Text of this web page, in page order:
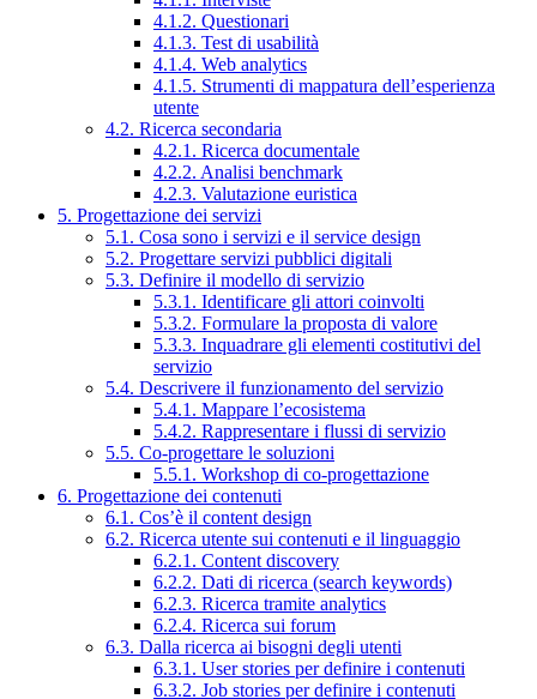
4.1.2. Questionari
4.1.3. Test di usabilità
4.1.4. Web analytics
4.1.5. Strumenti di mappatura dell’esperienza
utente
4.2. Ricerca secondaria
4.2.1. Ricerca documentale
4.2.2. Analisi benchmark
4.2.3. Valutazione euristica
5. Progettazione dei servizi
5.1. Cosa sono i servizi e il service design
5.2. Progettare servizi pubblici digitali
5.3. Definire il modello di servizio
5.3.1. Identificare gli attori coinvolti
5.3.2. Formulare la proposta di valore
5.3.3. Inquadrare gli elementi costitutivi del
servizio
5.4. Descrivere il funzionamento del servizio
5.4.1. Mappare l’ecosistema
5.4.2. Rappresentare i flussi di servizio
5.5. Co-progettare le soluzioni
5.5.1. Workshop di co-progettazione
6. Progettazione dei contenuti
6.1. Cos’è il content design
6.2. Ricerca utente sui contenuti e il linguaggio
6.2.1. Content discovery
6.2.2. Dati di ricerca (search keywords)
6.2.3. Ricerca tramite analytics
6.2.4. Ricerca sui forum
6.3. Dalla ricerca ai bisogni degli utenti
6.3.1. User stories per definire i contenuti
6.3.2. Job stories per definire i contenuti